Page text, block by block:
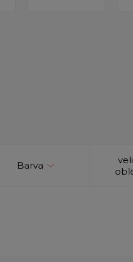
Barva